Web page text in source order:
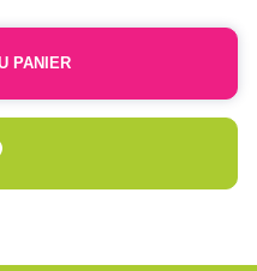
PANIER